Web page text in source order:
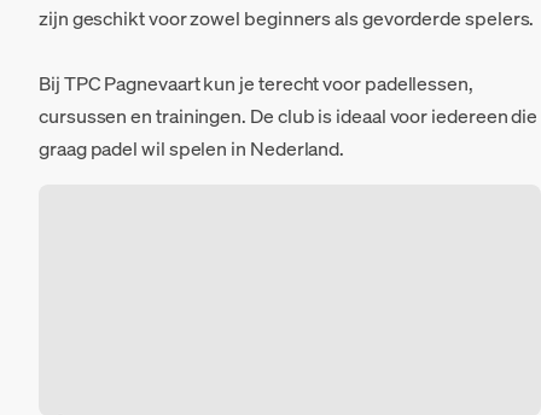
zijn geschikt voor zowel beginners als gevorderde spelers.
Bij TPC Pagnevaart kun je terecht voor padellessen,
cursussen en trainingen. De club is ideaal voor iedereen die
graag padel wil spelen in Nederland.